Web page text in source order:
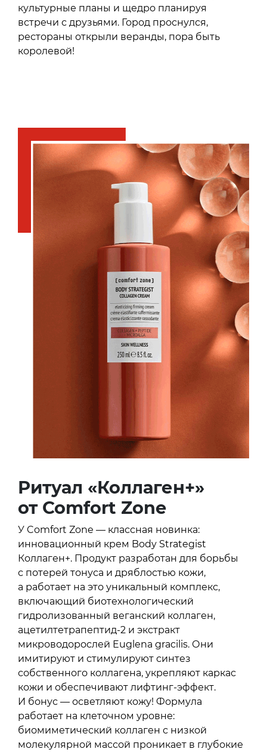
культурные планы и щедро планируя
встречи с друзьями. Город проснулся,
рестораны открыли веранды, пора быть
королевой!
Ритуал «Коллаген+»
от Comfort Zone
У Comfort Zone — классная новинка:
инновационный крем Body Strategist
Коллаген+. Продукт разработан для борьбы
с потерей тонуса и дряблостью кожи,
а работает на это уникальный комплекс,
включающий биотехнологический
гидролизованный веганский коллаген,
ацетилтетрапептид-2 и экстракт
микроводорослей Euglena gracilis. Они
имитируют и стимулируют синтез
собственного коллагена, укрепляют каркас
кожи и обеспечивают лифтинг-эффект.
И бонус — осветляют кожу! Формула
работает на клеточном уровне:
биомиметический коллаген с низкой
молекулярной массой проникает в глубокие